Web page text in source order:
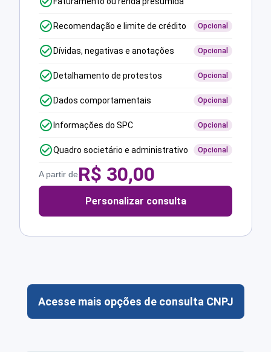
Recomendação e limite de crédito Opcional
Dívidas, negativas e anotações Opcional
Detalhamento de protestos Opcional
Dados comportamentais Opcional
Informações do SPC Opcional
Quadro societário e administrativo Opcional
A partir deR$ 30,00
Personalizar consulta
Acesse mais opções de consulta CNPJ